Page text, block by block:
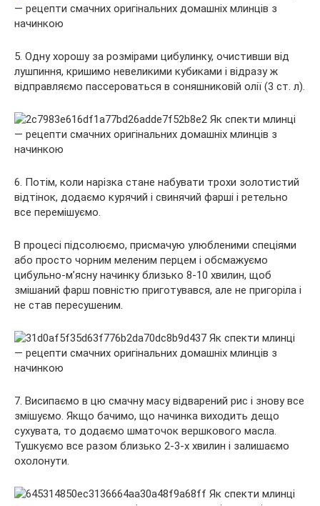
5. Одну хорошу за розмірами цибулинку, очистивши від
лушпиння, кришимо невеликими кубиками і відразу ж
відправляємо пассероваться в соняшниковій олії (3 ст. л).
6. Потім, коли нарізка стане набувати трохи золотистий
відтінок, додаємо курячий і свинячий фарші і ретельно
все перемішуємо.
В процесі підсолюємо, присмачую улюбленими спеціями
або просто чорним меленим перцем і обсмажуємо
цибульно-м’ясну начинку близько 8-10 хвилин, щоб
змішаний фарш повністю приготувався, але не пригоріла і
не став пересушеним.
7. Висипаємо в цю смачну масу відварений рис і знову все
змішуємо. Якщо бачимо, що начинка виходить дещо
сухувата, то додаємо шматочок вершкового масла.
Тушкуємо все разом близько 2-3-х хвилин і залишаємо
охолонути.